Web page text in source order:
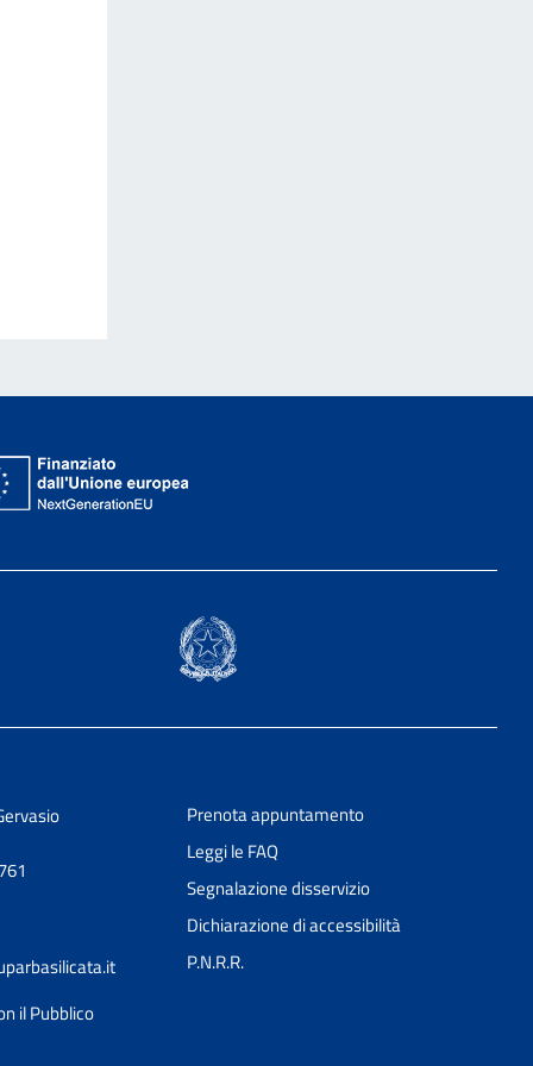
il Pubblico
Prenota appuntamento
Leggi le FAQ
Segnalazione disservizio
Dichiarazione di accessibilità
P.N.R.R.